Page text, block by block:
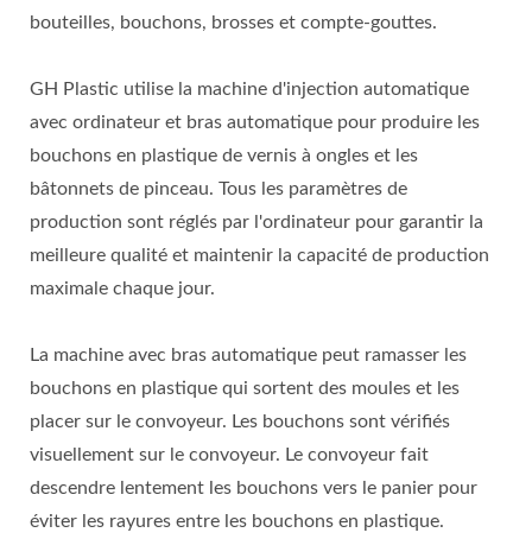
bouteilles, bouchons, brosses et compte-gouttes.
GH Plastic utilise la machine d'injection automatique
avec ordinateur et bras automatique pour produire les
bouchons en plastique de vernis à ongles et les
bâtonnets de pinceau. Tous les paramètres de
production sont réglés par l'ordinateur pour garantir la
meilleure qualité et maintenir la capacité de production
maximale chaque jour.
La machine avec bras automatique peut ramasser les
bouchons en plastique qui sortent des moules et les
placer sur le convoyeur. Les bouchons sont vérifiés
visuellement sur le convoyeur. Le convoyeur fait
descendre lentement les bouchons vers le panier pour
éviter les rayures entre les bouchons en plastique.